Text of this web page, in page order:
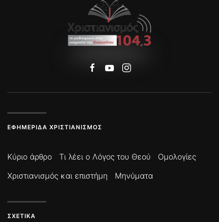
ΕΦΗΜΕΡΊΔΑ ΧΡΙΣΤΙΑΝΙΣΜΌΣ
Κύριο άρθρο Τι λέει ο Λόγος του Θεού
Ομολογίες
Χριστιανισμός και επιστήμη
Μηνύματα
ΣΧΕΤΙΚΆ